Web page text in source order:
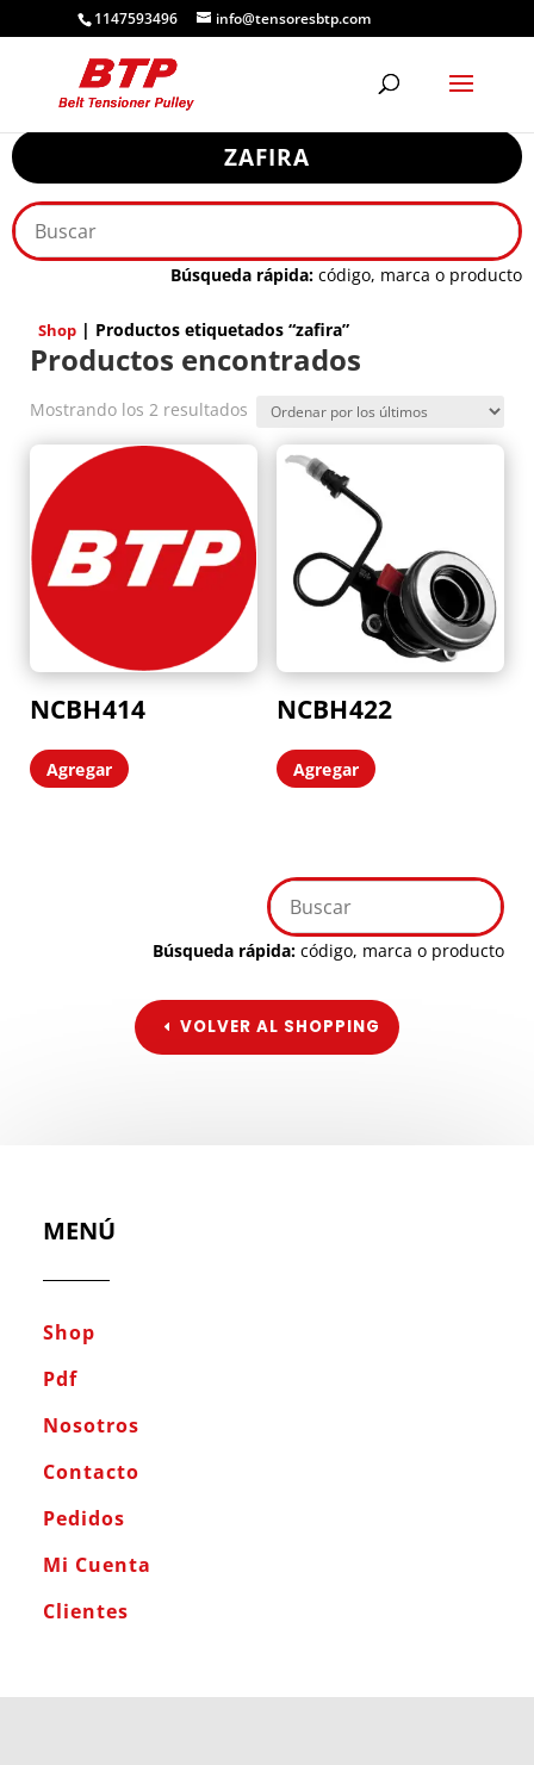
1147593496 info@tensoresbtp.com
ZAFIRA
Búsqueda rápida: código, marca o producto
Shop | Productos etiquetados “zafira”
Productos encontrados
Mostrando los 2 resultados Ordenado
NCBH414
Agregar
NCBH422
Agregar
Búsqueda rápida: código, marca o producto
VOLVER AL SHOPPING
MENÚ
Shop
Pdf
Nosotros
Contacto
Pedidos
Mi Cuenta
Clientes